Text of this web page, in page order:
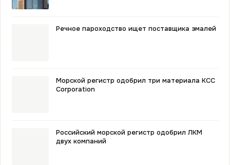
Речное пароходство ищет поставщика эмалей
Морской регистр одобрил три материала KCC
Corporation
Российский морской регистр одобрил ЛКМ
двух компаний